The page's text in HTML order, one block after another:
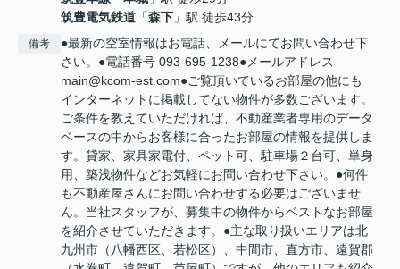
筑豊電気鉄道 「森下 」駅 徒歩43分
備考
●最新の空室情報はお電話、メールにてお問い合わせ下
さい。●電話番号 093-695-1238●メールアドレス
main@kcom-est.com●ご覧頂いているお部屋の他にも
インターネットに掲載してない物件が多数ございます。
ご条件を教えていただければ、不動産業者専用のデータ
ベースの中からお客様に合ったお部屋の情報を提供しま
す。貸家、家具家電付、ペット可、駐車場２台可、単身
用、築浅物件などお気軽にお問い合わせ下さい。●何件
も不動産屋さんにお問い合わせする必要はございませ
ん。当社スタッフが、募集中の物件からベストなお部屋
を紹介させていただきます。●主な取り扱いエリアは北
九州市（八幡西区、若松区）、中間市、直方市、遠賀郡